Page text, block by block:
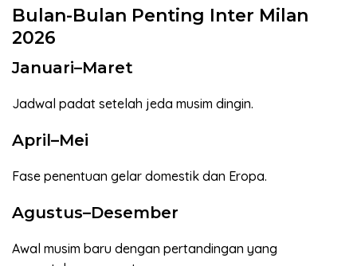
Bulan-Bulan Penting Inter Milan
2026
Januari–Maret
Jadwal padat setelah jeda musim dingin.
April–Mei
Fase penentuan gelar domestik dan Eropa.
Agustus–Desember
Awal musim baru dengan pertandingan yang